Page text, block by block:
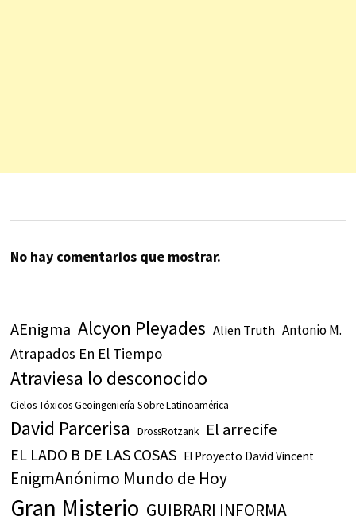
No hay comentarios que mostrar.
AEnigma Alcyon Pleyades Alien Truth Antonio M.
Atrapados En El Tiempo
Atraviesa lo desconocido
Cielos Tóxicos Geoingeniería Sobre Latinoamérica
David Parcerisa DrossRotzank El arrecife
EL LADO B DE LAS COSAS El Proyecto David Vincent
EnigmAnónimo Mundo de Hoy
Gran Misterio GUIBRARI INFORMA